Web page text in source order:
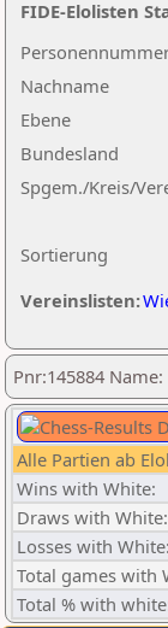
Nachname
Ebene
Sortierung
Bundesland
Spgem./Kreis/
Vereinslisten:
FIDE-Elolisten
Pnr:145884
Alle Partien ab
Wins with White:
Draws with White:
Losses with White:
Total games with
Total % with